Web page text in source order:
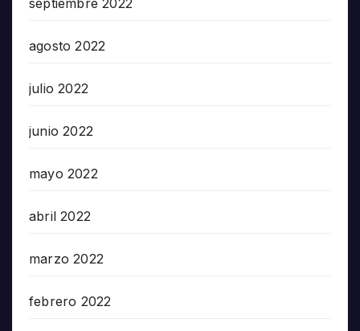
agosto 2022
julio 2022
junio 2022
mayo 2022
abril 2022
marzo 2022
febrero 2022